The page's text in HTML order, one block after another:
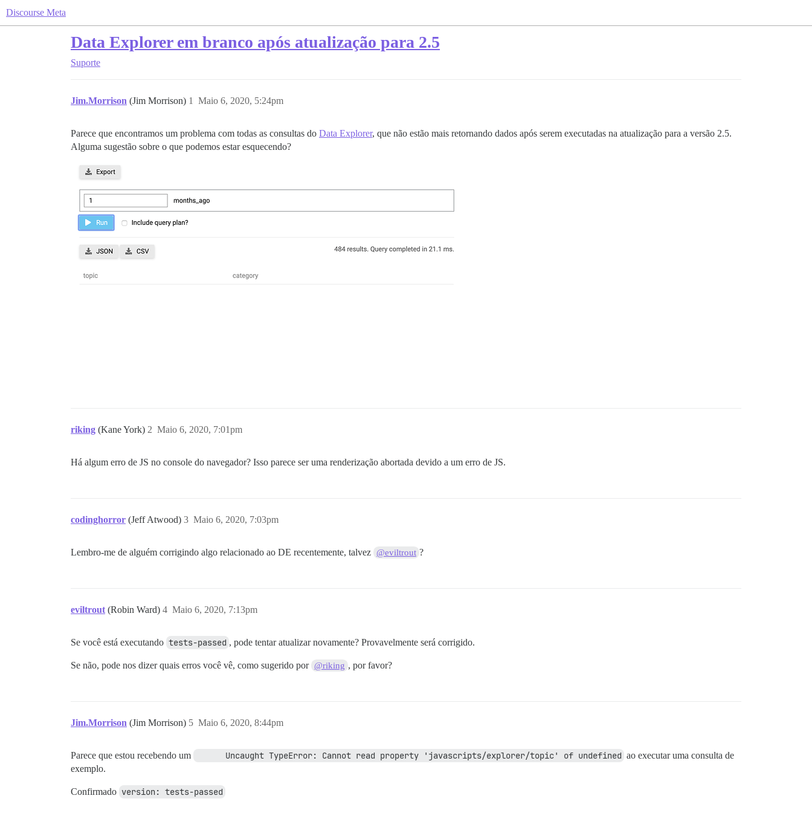
Discourse Meta
Data Explorer em branco após atualização para 2.5
Suporte
Jim.Morrison (Jim Morrison) Maio 6, 2020, 5:24pm
1
Parece que encontramos um problema com todas as consultas do Data Explorer, que não estão mais retornando dados após serem executadas na atualização para a versão 2.5.
Alguma sugestão sobre o que podemos estar esquecendo?
riking (Kane York) Maio 6, 2020, 7:01pm
2
Há algum erro de JS no console do navegador? Isso parece ser uma renderização abortada devido a um erro de JS.
codinghorror (Jeff Atwood) Maio 6, 2020, 7:03pm
3
Lembro-me de alguém corrigindo algo relacionado ao DE recentemente, talvez @eviltrout ?
eviltrout (Robin Ward) Maio 6, 2020, 7:13pm
4
Se você está executando tests-passed , pode tentar atualizar novamente? Provavelmente será corrigido.
Se não, pode nos dizer quais erros você vê, como sugerido por @riking , por favor?
Jim.Morrison (Jim Morrison) Maio 6, 2020, 8:44pm
5
Parece que estou recebendo um
	Uncaught TypeError: Cannot read property 'javascripts/explorer/topic' of undefined
ao executar uma consulta de
exemplo.
Confirmado version: tests-passed